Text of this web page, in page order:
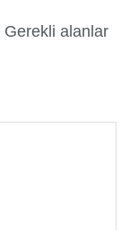
Gerekli alanlar